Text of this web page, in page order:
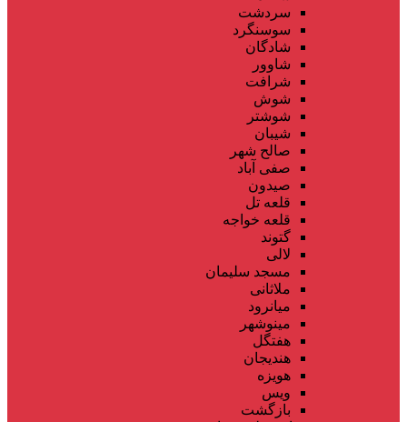
سردشت
سوسنگرد
شادگان
شاوور
شرافت
شوش
شوشتر
شیبان
صالح شهر
صفی آباد
صیدون
قلعه تل
قلعه خواجه
گتوند
لالی
مسجد سلیمان
ملاثانی
میانرود
مینوشهر
هفتگل
هندیجان
هویزه
ویس
بازگشت